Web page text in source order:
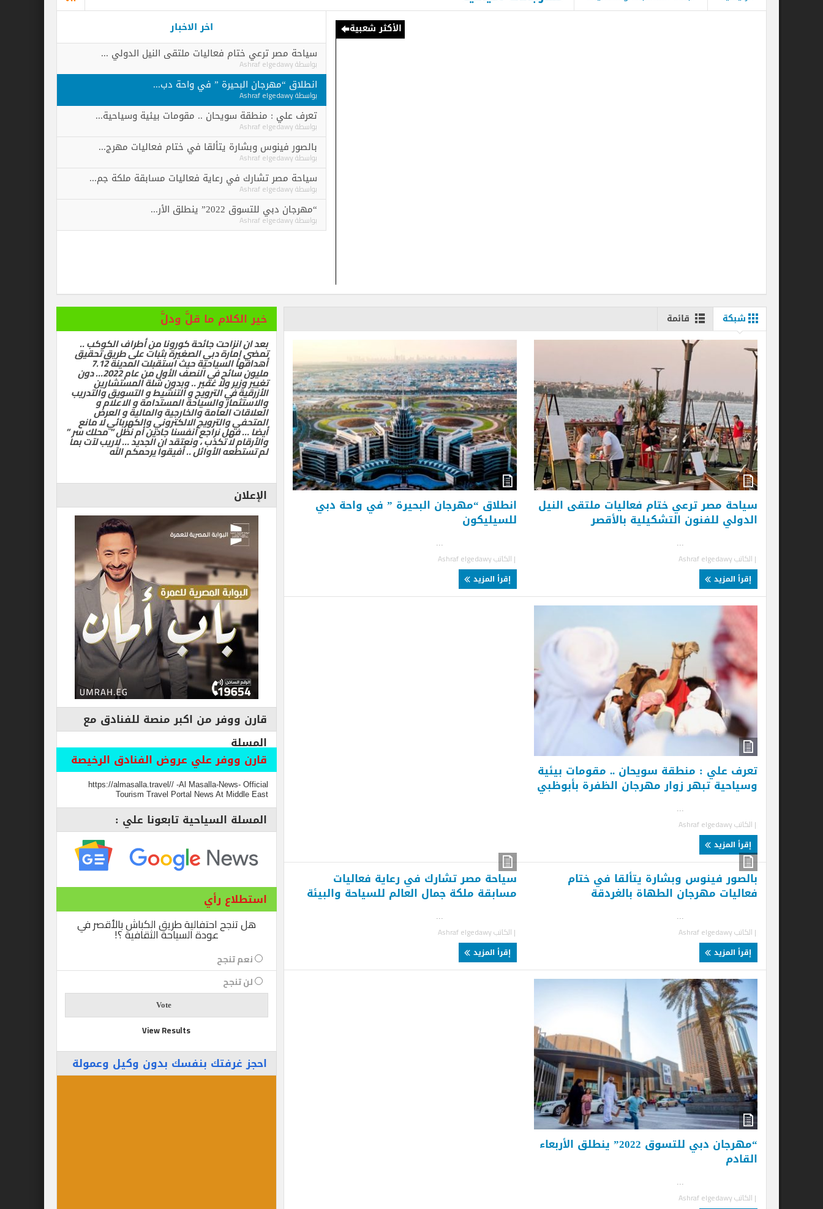
الأكثر شعبية
اخر الاخبار
سياحة مصر ترعي ختام فعاليات ملتقى النيل الدولي ...
Ashraf elgedawy
انطلاق “مهرجان البحيرة ” في واحة دب...
Ashraf elgedawy
تعرف علي : منطقة سويحان .. مقومات بيئية وسياحية...
Ashraf elgedawy
بالصور فينوس وبشارة يتألقا في ختام فعاليات مهرج...
Ashraf elgedawy
سياحة مصر تشارك في رعاية فعاليات مسابقة ملكة جم...
Ashraf elgedawy
“مهرجان دبي للتسوق 2022” ينطلق الأر...
Ashraf elgedawy
قائمة
سياحة مصر ترعي ختام فعاليات ملتقى النيل
الدولي للفنون التشكيلية بالأقصر
Ashraf elgedawy
انطلاق “مهرجان البحيرة ” في واحة دبي
للسيليكون
Ashraf elgedawy
تعرف علي : منطقة سويحان .. مقومات بيئية
وسياحية تبهر زوار مهرجان الظفرة بأبوظبي
Ashraf elgedawy
بالصور فينوس وبشارة يتألقا في ختام
فعاليات مهرجان الطهاة بالغردقة
Ashraf elgedawy
سياحة مصر تشارك في رعاية فعاليات
مسابقة ملكة جمال العالم للسياحة والبيئة
Ashraf elgedawy
“مهرجان دبي للتسوق 2022” ينطلق الأربعاء
Ashraf elgedawy
خير الكلام ما قلَّ ودلَّ
بعد ان انزاحت جائحة كورونا من أطراف الكوكب ..
تمضي إمارة دبي الصغيرة بثبات على طريق تحقيق
أهدافها السياحية حيث استقبلت المدينة 7.12
مليون سائح في النصف الأول من عام 2022… دون
تغيير وزير ولا غفير .. وبدون شلة المستشارين
الأزرقية في الترويج و التنشيط و التسويق والتدريب
والاستثمار والسياحة المستدامة و الاعلام و
العلاقات العامة والخارجية والمالية و العرض
المتحفي والترويج الالكتروني والكهربائي لا مانع
أيضا … فهل نراجع أنفسنا جادين أم نظل ” محلك سر ”
والأرقام لا تكذب ، ونعتقد ان الجديد … لاريب لآت بما
لم تستطعه الأوائل .. أفيقوا يرحمكم الله
الإعلان
قارن ووفر من اكبر منصة للفنادق مع
المسلة
قارن ووفر علي عروض الفنادق الرخيصة
https://almasalla.travel// -Al Masalla-News- Official
Tourism Travel Portal News At Middle East
المسلة السياحية تابعونا علي :
استطلاع رأي
هل تنجح احتفالية طريق الكباش بالأقصر في
عودة السياحة الثقافية ؟!
نعم تنجح
View Results
احجز غرفتك بنفسك بدون وكيل وعمولة